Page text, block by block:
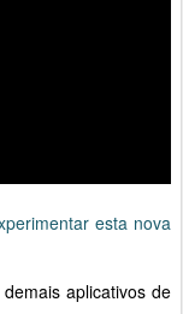
esta nova
aplicativos de